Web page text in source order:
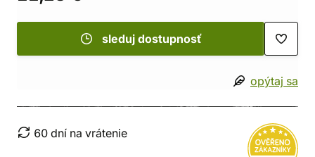
sleduj dostupnosť
opýtaj sa
60 dní na vrátenie